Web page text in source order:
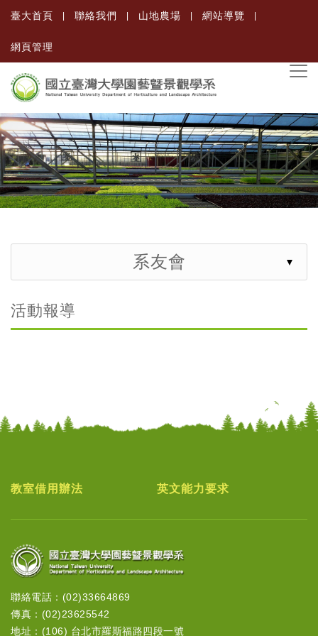
臺大首頁 聯絡我們 山地農場 網站導覽
網頁管理
系友會
活動報導
教室借用辦法 英文能力要求
聯絡電話：(02)33664869
傳真：(02)23625542
地址：(106) 台北市羅斯福路四段一號